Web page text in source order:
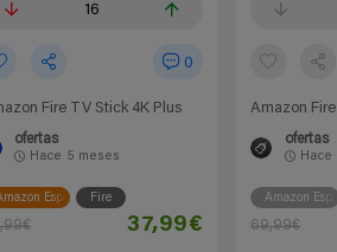
16
0
Fire TV Stick 4K Plus
ofertas
Hace 5 meses
España Fire
37,99€
Amazon
ofertas
Hace
Amazon
69,99€